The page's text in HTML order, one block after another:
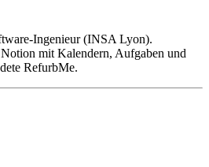
Ingenieur (INSA Lyon).
mit Kalendern, Aufgaben und
RefurbMe.